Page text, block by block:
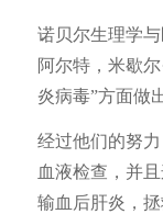
诺贝尔生理学
阿尔特，米歇
炎病毒”方面做
经过他们的努
血液检查，并
输血后肝炎，拯